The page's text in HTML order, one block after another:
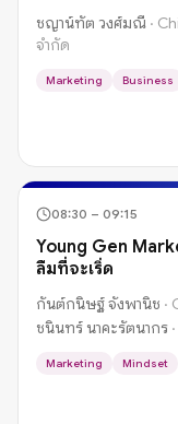
ชญาน์ทัต วงศ์มณี ·
จำกัด
Marketing Business
08:30 – 09:15
Young Gen
ลืมที่จะเริ่ด
กันต์กนิษฐ์ จังพานิช ·
ชนินทร์ นาคะรัตนากร ·
Marketing Mindset